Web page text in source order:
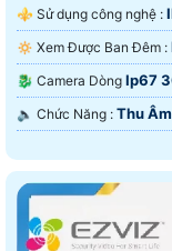
⚜️ Sử dụng công nghệ :
🔅 Xem Được Ban Đêm :
🐉️ Camera Dòng Ip67
️🔈 Chức Năng : Thu